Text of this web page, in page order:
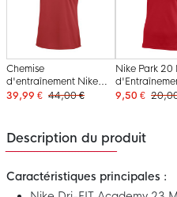
Chemise
d'entraînement Nike
Dri-FIT Strike 26 pour
39,99 € 44,00 €
Nike Park
Rouge Blanc
9,50 €
Description du produit
Caractéristiques principales :